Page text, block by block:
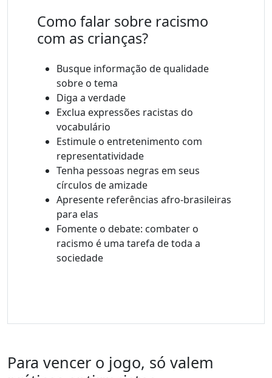
Como falar sobre racismo
com as crianças?
Busque informação de qualidade
sobre o tema
Diga a verdade
Exclua expressões racistas do
vocabulário
Estimule o entretenimento com
representatividade
Tenha pessoas negras em seus
círculos de amizade
Apresente referências afro-brasileiras
para elas
Fomente o debate: combater o
racismo é uma tarefa de toda a
sociedade
Para vencer o jogo, só valem